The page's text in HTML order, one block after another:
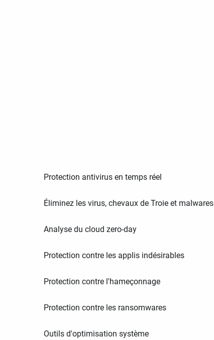
Protection antivirus en temps réel
Éliminez les virus, chevaux de Troie et malwares
Analyse du cloud zero-day
Protection contre les applis indésirables
Protection contre l'hameçonnage
Protection contre les ransomwares
Outils d'optimisation système